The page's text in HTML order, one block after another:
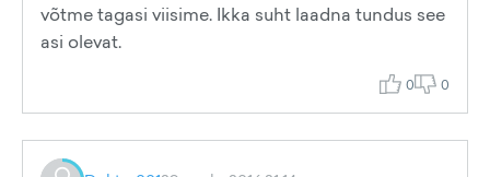
võtme tagasi viisime. Ikka suht laadna tundus see
asi olevat.
0 0